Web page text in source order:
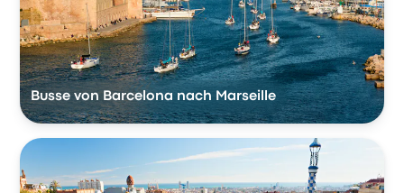
Busse von Barcelona nach Marseille